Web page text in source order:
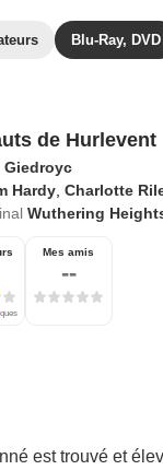
Blu-Ray, DVD
de Hurlevent
Giedroyc
Hardy, Charlotte
Wuthering
Mes amis
--
est trouvé et